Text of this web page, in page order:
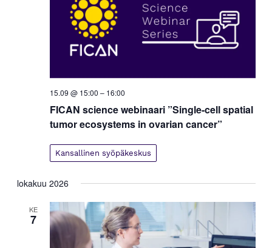
t
n
a
i
o
i
15.09 @ 15:00 – 16:00
FICAN science webinaari ”Single-cell spatial
tumor ecosystems in ovarian cancer”
Kansallinen syöpäkeskus
lokakuu 2026
KE
7